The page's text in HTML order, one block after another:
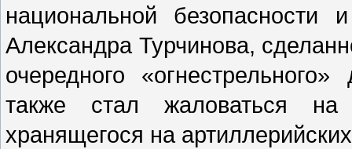
национальной
Александра Турчинова,
очередного
также стал жаловаться на
хранящегося на